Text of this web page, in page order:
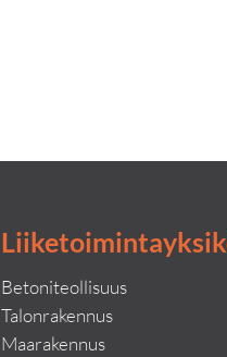
Betoniteollisuus
Talonrakennus
Maarakennus